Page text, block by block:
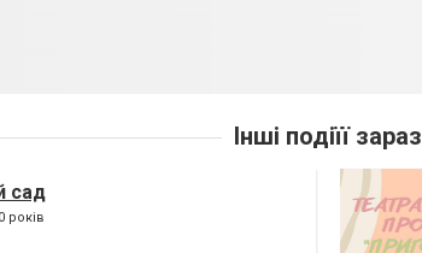
Інші подіїї зараз
сад
років